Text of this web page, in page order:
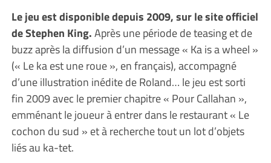
Le jeu est disponible depuis 2009, sur le site officiel
de Stephen King.Après une période de teasing et de
buzz après la diffusion d’un message « Ka is a wheel »
(« Le ka est une roue », en français), accompagné
d’une illustration inédite de Roland… le jeu est sorti
fin 2009 avec le premier chapitre « Pour Callahan »,
emménant le joueur à entrer dans le restaurant « Le
cochon du sud » et à recherche tout un lot d’objets
liés au ka-tet.